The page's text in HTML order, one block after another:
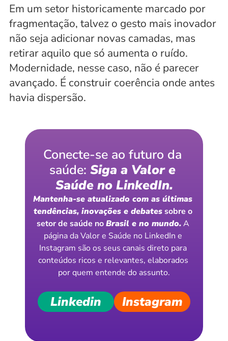
Em um setor historicamente marcado por
fragmentação, talvez o gesto mais inovador
não seja adicionar novas camadas, mas
retirar aquilo que só aumenta o ruído.
Modernidade, nesse caso, não é parecer
avançado. É construir coerência onde antes
havia dispersão.
Conecte-se ao futuro da
saúde: Siga a Valor e
Saúde no LinkedIn.
Mantenha-se atualizado com as últimas
tendências, inovações e debates sobre o
setor de saúde no Brasil e no mundo. A
página da Valor e Saúde no LinkedIn e
Instagram são os seus canais direto para
conteúdos ricos e relevantes, elaborados
por quem entende do assunto.
Linkedin Instagram